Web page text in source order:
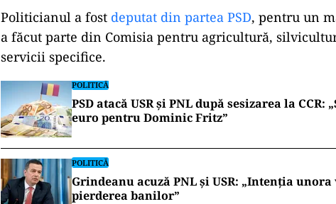
Politicianul a fost deputat din partea PSD, pentru un
a făcut parte din Comisia pentru agricultură,
servicii specifice.
POLITICĂ
PSD atacă USR și PNL după sesizarea la
euro pentru Dominic Fritz”
POLITICĂ
Grindeanu acuză PNL și USR: „Intenția
pierderea banilor”